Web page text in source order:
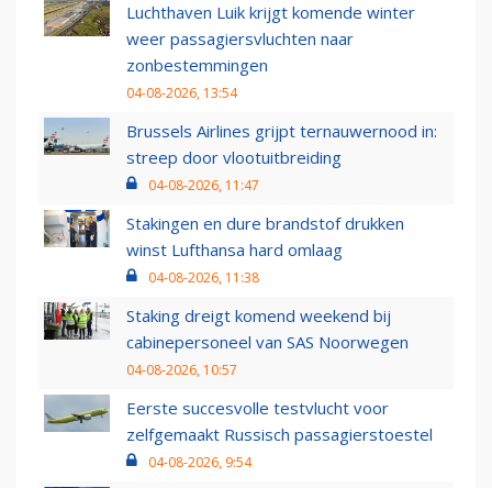
Luchthaven Luik krijgt komende winter
weer passagiersvluchten naar
zonbestemmingen
04-08-2026, 13:54
Brussels Airlines grijpt ternauwernood in:
streep door vlootuitbreiding
04-08-2026, 11:47
Stakingen en dure brandstof drukken
winst Lufthansa hard omlaag
04-08-2026, 11:38
Staking dreigt komend weekend bij
cabinepersoneel van SAS Noorwegen
04-08-2026, 10:57
Eerste succesvolle testvlucht voor
zelfgemaakt Russisch passagierstoestel
04-08-2026, 9:54